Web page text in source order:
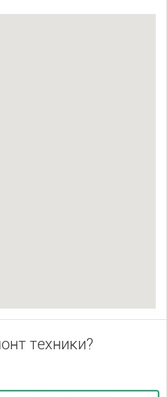
техники?